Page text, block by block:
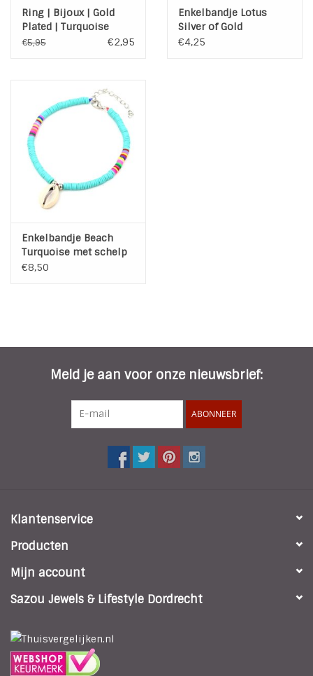
Ring | Bijoux | Gold
Plated | Turquoise
€5,95 €2,95
Enkelbandje Lotus
Silver of Gold
€4,25
Enkelbandje Beach
Turquoise met schelp
€8,50
Meld je aan voor onze nieuwsbrief:
ABONNEER
Klantenservice
Producten
Mijn account
Sazou Jewels & Lifestyle Dordrecht